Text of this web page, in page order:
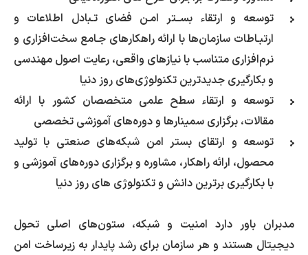
توسعه و ارتقاء بســتر امـن فضای تـبادل اطلاعات و
ارتبـاطات سازمان‌ها با ارائه راهکارهای جـامع سخت‌افزاری و
نرم‌افزاری متناسب با نیازهای واقعی، رعایت اصول مهندسی
و بکارگیری جدیدترین تکنولوژی‌های روز دنیا
توسعه و ارتقاء سطح علمی متخصصان کشور با ارائه
مقالات، برگزاری سمینارها و دوره‌های آموزشی تخصصی
توسعه و ارتقای بستر امن شبکه‌های صنعتی با تولید
محصول، ارائه راهکار، مشاوره و برگزاری دوره‌های آموزشی و
با بکارگیری برترین دانش و تکنولوژی های روز دنیا
مدبران باور دارد امنیت و شبکه، ستون‌های اصلی تحول
دیجیتال هستند و هر سازمان برای رشد پایدار به زیرساخت امن